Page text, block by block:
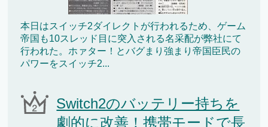
本日はスイッチ2ダイレクトが行われるため、ゲーム
帝国も10スレッド目に突入される名采配が弊社にて
行われた。ホァター！とバグまり強まり帝国臣民の
パワーをスイッチ2...
Switch2のバッテリー持ちを
劇的に改善！携帯モードで長